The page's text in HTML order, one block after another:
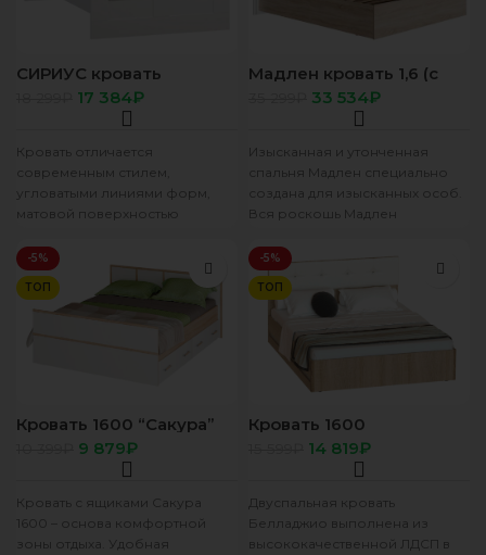
СИРИУС кровать
двойная 160х200 Белая
17 384₽
Кровать отличается
современным стилем,
угловатыми линиями форм,
матовой поверхностью
изголовьем. Изготовлена она
из высококачественной
фанеры, что гарантирует
Мадлен кровать 1,6 (с
подъемным мех.) дуб
сонома светлый/МДФ
мат. ясень белый эмаль
33 534₽
Изысканная и утонченная
спальня Мадлен специально
создана для изысканных особ.
Вся роскошь Мадлен
фасадов. Изящный рисунок
внутри
-5%
ТОП
Кровать 1600 “Сакура”
дуб сонома/белый
9 879₽
Кровать с ящиками Сакура
1600 – основа комфортной
зоны отдыха. Удобная
-5%
ТОП
Кровать 1600
“Белладжио” КР-05
сонома/белый/кожа
белая (без основания)
14 819₽
Двуспальная кровать
Белладжио выполнена из
высококачественной ЛДСП в